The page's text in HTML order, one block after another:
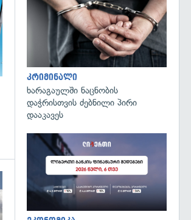
კრიმინალი
ხარაგაულში ნაცნობის
დაჭრისთვის ძებნილი პირი
დააკავეს